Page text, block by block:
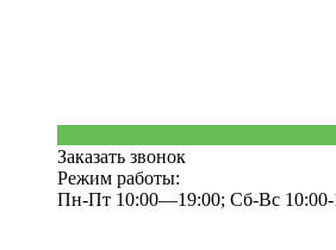
Заказать звонок
Режим работы:
Пн-Пт 10:00—19:00; Сб-Вс 10:00-